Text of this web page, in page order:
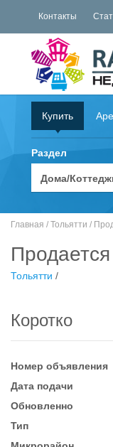
Контакты
Купить
Раздел
Главная / Тольятти /
Тольятти /
Коротко
Номер объявления
Дата подачи
Обновленно
Тип